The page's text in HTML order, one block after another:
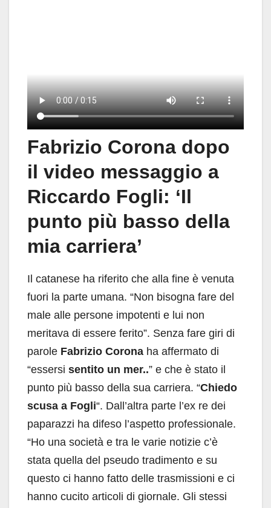
Fabrizio Corona dopo
il video messaggio a
Riccardo Fogli: ‘Il
punto più basso della
mia carriera’
Il catanese ha riferito che alla fine è venuta
fuori la parte umana. “Non bisogna fare del
male alle persone impotenti e lui non
meritava di essere ferito”. Senza fare giri di
parole Fabrizio Corona ha affermato di
“essersi sentito un mer..” e che è stato il
punto più basso della sua carriera. “Chiedo
scusa a Fogli“. Dall’altra parte l’ex re dei
paparazzi ha difeso l’aspetto professionale.
“Ho una società e tra le varie notizie c’è
stata quella del pseudo tradimento e su
questo ci hanno fatto delle trasmissioni e ci
hanno cucito articoli di giornale. Gli stessi